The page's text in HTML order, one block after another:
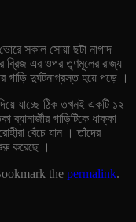
সকাল সোয়া ছটা নাগাদ
ব্রিজ এর ওপর তৃণমূলের রাজ্য
গাড়ি দুর্ঘটনাগ্রস্ত হয়ে পড়ে ।
যাচ্ছে ঠিক তখনই একটি ১২
ব্যানার্জীর গাড়িটিকে ধাক্কা
বেঁচে যান । তাঁদের
করেছে ।
the permalink.